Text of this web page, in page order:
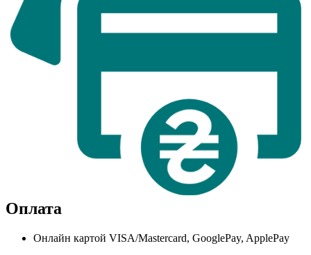
Оплата
Онлайн картой VISA/Mastercard, GooglePay, ApplePay